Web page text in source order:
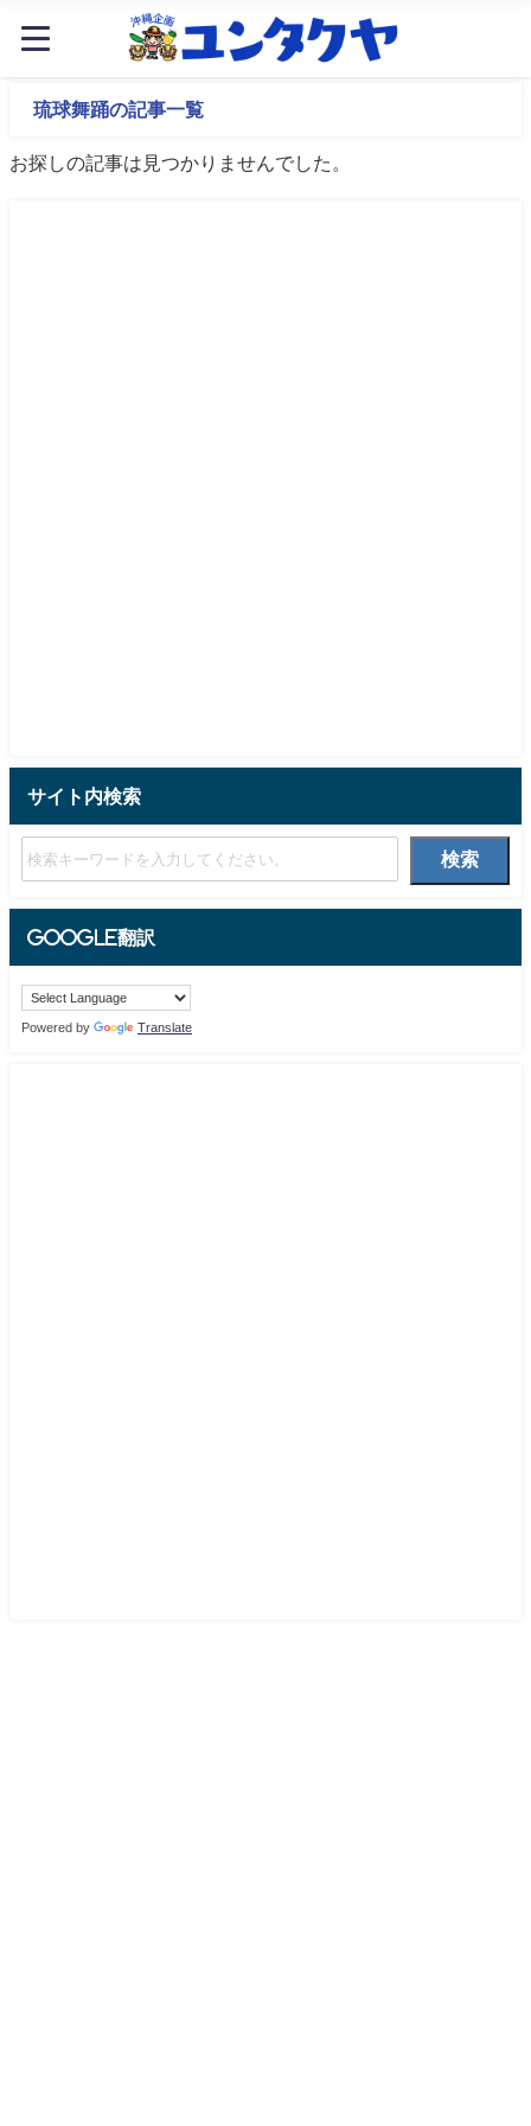
琉球舞踊の記事一覧
お探しの記事は見つかりませんでした。
サイト内検索
検索
Google翻訳
Powered by Translate